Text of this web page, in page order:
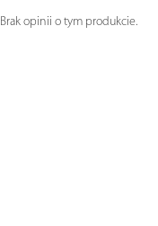
Brak opinii o tym produkcie.